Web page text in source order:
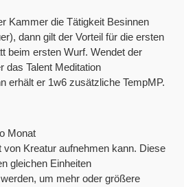
Kammer die Tätigkeit Besinnen
dann gilt der Vorteil für die ersten
beim ersten Wurf. Wendet der
das Talent Meditation
erhält er 1w6 zusätzliche TempMP.
Monat
von Kreatur aufnehmen kann. Diese
gleichen Einheiten
um mehr oder größere